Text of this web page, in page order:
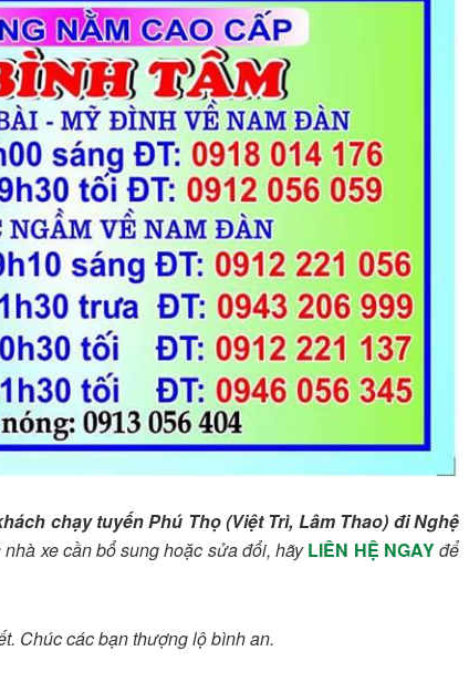
chạy tuyến Phú Thọ (Việt Trì, Lâm Thao) đi Nghệ
xe cần bổ sung hoặc sửa đổi, hãyLIÊN HỆ NGAYđể
Chúc các bạn thượng lộ bình an.